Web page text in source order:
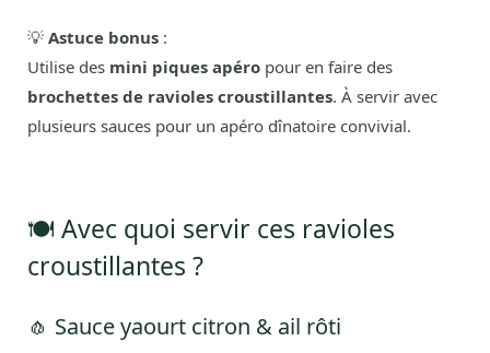
💡 Astuce bonus :
Utilise des mini piques apéro pour en faire des
brochettes de ravioles croustillantes. À servir avec
plusieurs sauces pour un apéro dînatoire convivial.
🍽️ Avec quoi servir ces ravioles
croustillantes ?
🧄 Sauce yaourt citron & ail rôti